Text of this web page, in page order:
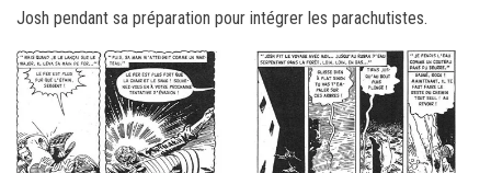
Josh pendant sa préparation pour intégrer les parachutistes.